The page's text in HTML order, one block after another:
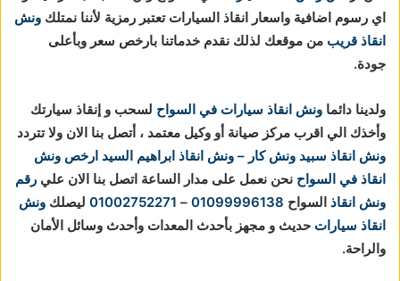
اي رسوم اضافية واسعار انقاذ السيارات تعتبر رمزية لأننا نمتلك ونش
انقاذ قريب من موقعك لذلك نقدم خدماتنا بارخص سعر وبأعلى
جودة.
ولدينا دائما ونش انقاذ سيارات في السواح لسحب و إنقاذ سيارتك
وأخذك الي اقرب مركز صيانة أو وكيل معتمد ، أتصل بنا الان ولا تتردد
ونش انقاذ سبيد ونش كار – ونش انقاذ ابراهيم السيد ارخص ونش
انقاذ في السواح نحن نعمل على مدار الساعة اتصل بنا الان علي رقم
ونش انقاذ السواح 01099996138
–
01002752271 ليصلك ونش
انقاذ سيارات حديث و مجهز بأحدث المعدات وأحدث وسائل الأمان
والراحة.